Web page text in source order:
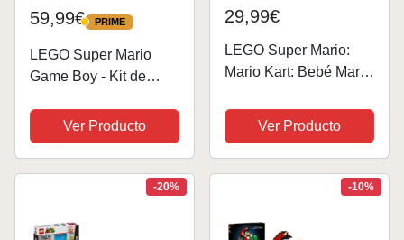
59,99€ PRIME
PRIME
LEGO Super Mario
Game Boy - Kit de
con 2 Cartuchos de
Videojuegos Inc.
Zelda: Link's
Awakening y Super
Retro de...
Ver Producto
29,99€
LEGO Super Mario:
Mario Kart: Bebé Mario
de Construcción y 2
Figuras de Personajes
de Videojuego
Nintendo, 2 Coches de
Ver Producto
-20% -10%